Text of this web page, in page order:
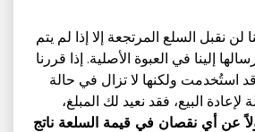
لن نقبل السلع المرتجعة إلا إذا لم يتم
إلينا في العبوة الأصلية. إذا قررنا
استُخدمت ولكنها لا تزال في حالة
البيع، فقد نعيد لك المبلغ،
عن أي نقصان في قيمة السلعة ناتج